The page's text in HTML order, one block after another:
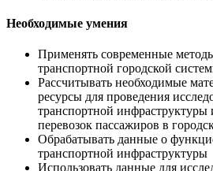
Необходимые умения
Применять современные
транспортной городской
Рассчитывать необходимые
ресурсы для проведения
транспортной инфраструктуры
перевозок пассажиров в
Обрабатывать данные о
транспортной инфраструктуры
Использовать данные для